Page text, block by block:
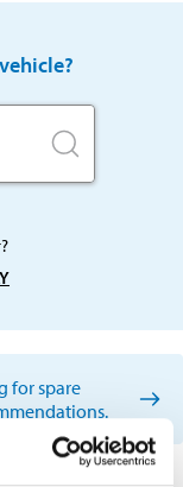
for spare